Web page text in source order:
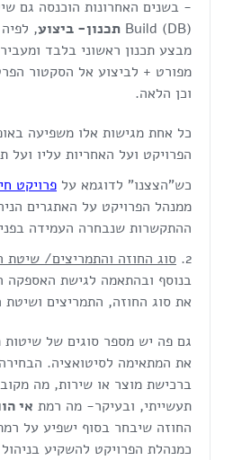
Build (DB) תכנון- ביצוע,
מבצע תכנון ראשוני בלבד
מפורט + לביצוע אל הסקטור
וכן הלאה.
כל אחת מגישות אלו משפיעה
הפרויקט ועל האחריות עליו ועל
כש"הצצנו" לדוגמא על פרויקט
ממנהל הפרויקט על האתגרים
ההתקשרות שנבחרה העמידה
סוג החוזה והתמריצים/ שיטת
בנוסף ובהתאמה לגישת האספקה
את סוג החוזה, התמריצים
גם פה יש מספר סוגים של
את המתאימה לסיטואציה.
ברכישת מוצר או שירות, מה
תעשייתי, ובעיקר- מה רמת אי
החוזה שיבחר בסוף ישפיע על
כמנהלת הפרויקט להשקיע